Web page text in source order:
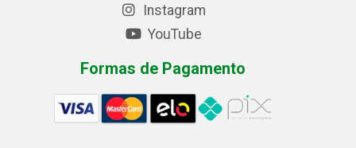
Instagram
YouTube
Formas de Pagamento